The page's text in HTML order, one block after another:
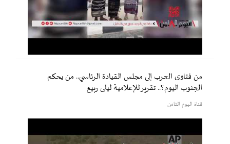
من فتاوى الحرب إلى مجلس القيادة الرئاسي.. من يحكم
الجنوب اليوم؟.. تقرير للإعلامية ليلى ربيع
قناة اليوم الثامن